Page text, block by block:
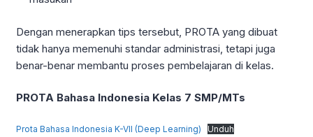
Dengan menerapkan tips tersebut, PROTA yang dibuat
tidak hanya memenuhi standar administrasi, tetapi juga
benar-benar membantu proses pembelajaran di kelas.
PROTA Bahasa Indonesia Kelas 7 SMP/MTs
Prota Bahasa Indonesia K-VII (Deep Learning) Unduh